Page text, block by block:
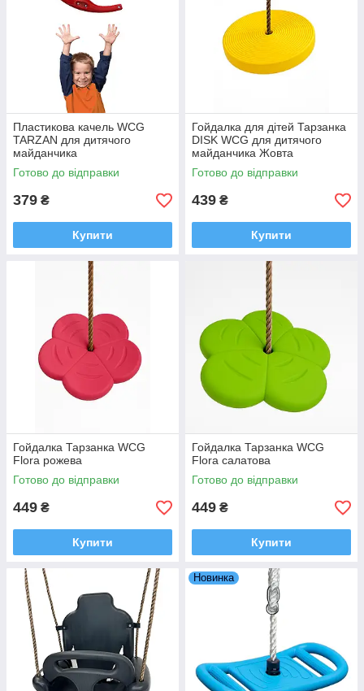
Пластикова качель WCG
TARZAN для дитячого
майданчика
Готово до відправки
379 ₴
Купити
Гойдалка для дітей Тарзанка
DISK WCG для дитячого
майданчика Жовта
Готово до відправки
439 ₴
Купити
Гойдалка Тарзанка WCG
Flora рожева
Готово до відправки
449 ₴
Купити
Гойдалка Тарзанка WCG
Flora салатова
Готово до відправки
449 ₴
Купити
Новинка